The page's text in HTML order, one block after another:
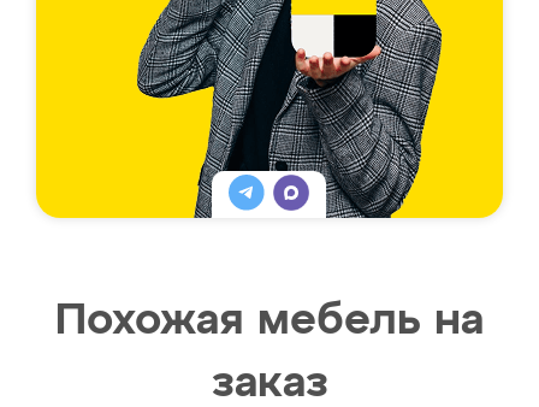
Похожая мебель на
заказ